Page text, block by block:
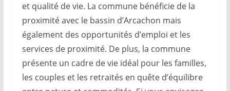
et qualité de vie. La commune bénéficie de la
proximité avec le bassin d’Arcachon mais
également des opportunités d’emploi et les
services de proximité. De plus, la commune
présente un cadre de vie idéal pour les familles,
les couples et les retraités en quête d’équilibre